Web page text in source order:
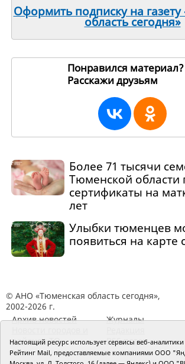
Оформить подписку на
область сегодня»
Понравился материал?
Расскажи друзьям
Более 71 тысячи
Тюменской области
сертификаты на
лет
Улыбки тюменцев
появиться на карте
© АНО «Тюменская область сегодня»,
2002-2026 г.
Архив новостей
районов ТО
Журналы
RSS поток
Настоящий ресурс использует сервисы веб-
Рейтинг Mail, предоставляемые компаниями ООО